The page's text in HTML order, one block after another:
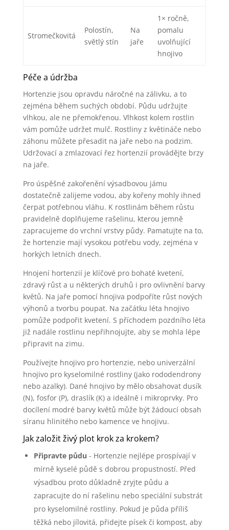
Stromečkovitá
Polostín,
světlý stín
Na
jaře
1× ročně,
pomalu
uvolňující
hnojivo
Péče a údržba
Hortenzie jsou opravdu náročné na zálivku, a to
zejména během suchých období. Půdu udržujte
vlhkou, ale ne přemokřenou. Vlhkost kolem rostlin
vám pomůže udržet mulč. Rostliny z květináče nebo
záhonu můžete přesadit na jaře nebo na podzim.
Udržovací a zmlazovací řez hortenzií provádějte brzy
na jaře.
Pro úspěšné zakořenění výsadbovou jámu
dostatečně zalijeme vodou, aby kořeny mohly ihned
čerpat potřebnou vláhu. K rostlinám během růstu
pravidelně doplňujeme rašelinu, kterou jemně
zapracujeme do vrchní vrstvy půdy. Pamatujte na to,
že hortenzie mají vysokou potřebu vody, zejména v
horkých letních dnech.
Hnojení hortenzií je klíčové pro bohaté kvetení,
zdravý růst a u některých druhů i pro ovlivnění barvy
květů. Na jaře pomocí hnojiva podpoříte růst nových
výhonů a tvorbu poupat. Na začátku léta hnojivo
pomůže podpořit kvetení. S příchodem pozdního léta
již nadále rostlinu nepřihnojujte, aby se mohla lépe
připravit na zimu.
Používejte hnojivo pro hortenzie, nebo univerzální
hnojivo pro kyselomilné rostliny (jako rododendrony
nebo azalky). Dané hnojivo by mělo obsahovat dusík
(N), fosfor (P), draslík (K) a ideálně i mikroprvky. Pro
docílení modré barvy květů může být žádoucí obsah
síranu hlinitého nebo kamence ve hnojivu.
Jak založit živý plot krok za krokem?
Připravte půdu - Hortenzie nejlépe prospívají v
mírně kyselé půdě s dobrou propustností. Před
výsadbou proto důkladně zryjte půdu a
zapracujte do ní rašelinu nebo speciální substrát
pro kyselomilné rostliny. Pokud je půda příliš
těžká nebo jílovitá, přidejte písek či kompost, aby